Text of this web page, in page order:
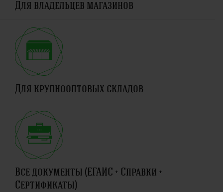
Для владельцев магазинов
Для крупнооптовых складов
Все документы (ЕГАИС + Справки +
Сертификаты)